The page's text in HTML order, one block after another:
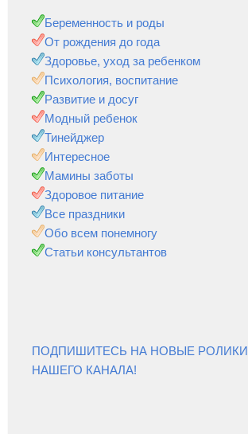
Беременность и роды
От рождения до года
Здоровье, уход за ребенком
Психология, воспитание
Развитие и досуг
Модный ребенок
Тинейджер
Интересное
Мамины заботы
Здоровое питание
Все праздники
Обо всем понемногу
Статьи консультантов
ПОДПИШИТЕСЬ НА НОВЫЕ РОЛИКИ
НАШЕГО КАНАЛА!